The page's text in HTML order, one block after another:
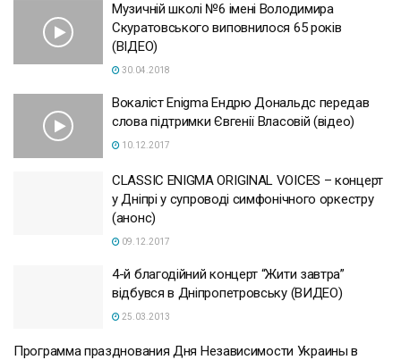
Музичній школі №6 імені Володимира
Скуратовського виповнилося 65 років
(ВІДЕО)
30.04.2018
Вокаліст Enigma Ендрю Дональдс передав
слова підтримки Євгенії Власовій (відео)
10.12.2017
CLASSIC ENIGMA ORIGINAL VOICES – концерт
у Дніпрі у супроводі симфонічного оркестру
(анонс)
09.12.2017
4-й благодійний концерт “Жити завтра”
відбувся в Дніпропетровську (ВИДЕО)
25.03.2013
Программа празднования Дня Независимости Украины в